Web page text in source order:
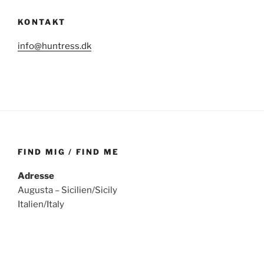
KONTAKT
info@huntress.dk
FIND MIG / FIND ME
Adresse
Augusta – Sicilien/Sicily
Italien/Italy